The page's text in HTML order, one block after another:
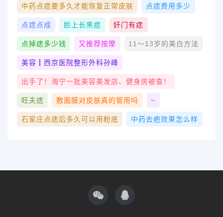
中药点痣要多久才能恢复正常皮肤 点痣费用多少
点痣点成 脸上长黑痣 奸门有痣
点掉痣多少钱 又推荐按摩 11～13岁的美白方法
美容┃西京医院整形外科孙峰
出手了！海宁一批美容美发店、健身房被查！
旺夫痣 敷面膜对皮肤真的管用吗 ~
石家庄点痣后多久可以用粉底 中药去疤效果怎么样